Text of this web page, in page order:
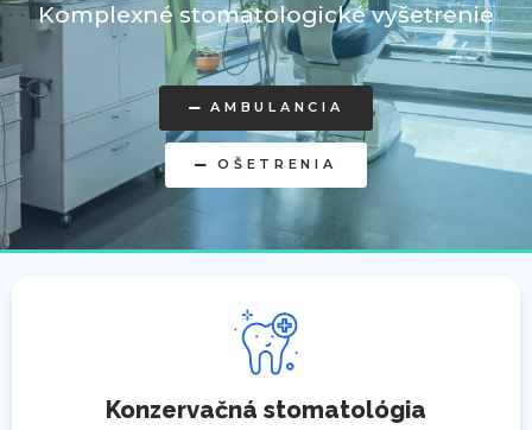
Komplexné stomatologické vyšetrenie
AMBULANCIA
OŠETRENIA
Konzervačná stomatológia